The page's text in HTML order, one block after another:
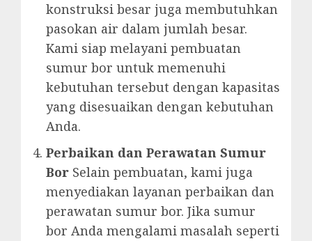
konstruksi besar juga membutuhkan
pasokan air dalam jumlah besar.
Kami siap melayani pembuatan
sumur bor untuk memenuhi
kebutuhan tersebut dengan kapasitas
yang disesuaikan dengan kebutuhan
Anda.
Perbaikan dan Perawatan Sumur
Bor Selain pembuatan, kami juga
menyediakan layanan perbaikan dan
perawatan sumur bor. Jika sumur
bor Anda mengalami masalah seperti